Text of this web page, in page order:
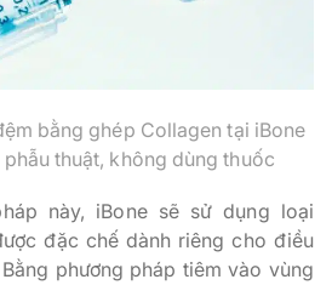
bằng ghép Collagen tại iBone
thuật, không dùng thuốc
này, iBone sẽ sử dụng loại
đặc chế dành riêng cho điều
phương pháp tiêm vào vùng